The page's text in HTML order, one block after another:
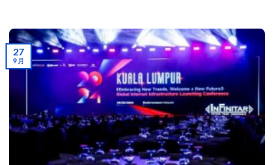
27
9 月